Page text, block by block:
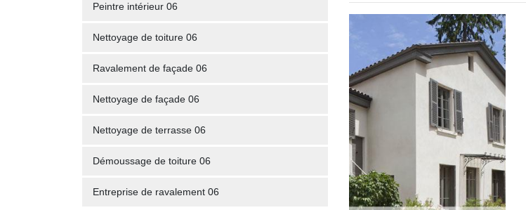
Peintre intérieur 06
Nettoyage de toiture 06
Ravalement de façade 06
Nettoyage de façade 06
Nettoyage de terrasse 06
Démoussage de toiture 06
Entreprise de ravalement 06